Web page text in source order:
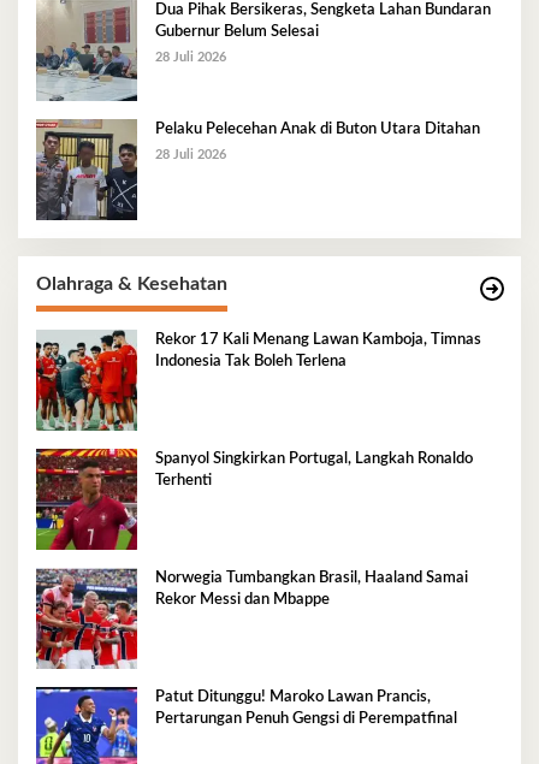
Dua Pihak Bersikeras, Sengketa Lahan Bundaran
Gubernur Belum Selesai
28 Juli 2026
Pelaku Pelecehan Anak di Buton Utara Ditahan
28 Juli 2026
Olahraga & Kesehatan
Rekor 17 Kali Menang Lawan Kamboja, Timnas
Indonesia Tak Boleh Terlena
Spanyol Singkirkan Portugal, Langkah Ronaldo
Terhenti
Norwegia Tumbangkan Brasil, Haaland Samai
Rekor Messi dan Mbappe
Patut Ditunggu! Maroko Lawan Prancis,
Pertarungan Penuh Gengsi di Perempatfinal